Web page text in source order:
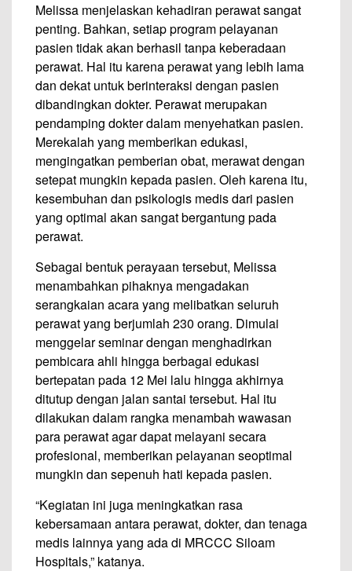
Melissa menjelaskan kehadiran perawat sangat
penting. Bahkan, setiap program pelayanan
pasien tidak akan berhasil tanpa keberadaan
perawat. Hal itu karena perawat yang lebih lama
dan dekat untuk berinteraksi dengan pasien
dibandingkan dokter. Perawat merupakan
pendamping dokter dalam menyehatkan pasien.
Merekalah yang memberikan edukasi,
mengingatkan pemberian obat, merawat dengan
setepat mungkin kepada pasien. Oleh karena itu,
kesembuhan dan psikologis medis dari pasien
yang optimal akan sangat bergantung pada
perawat.
Sebagai bentuk perayaan tersebut, Melissa
menambahkan pihaknya mengadakan
serangkaian acara yang melibatkan seluruh
perawat yang berjumlah 230 orang. Dimulai
menggelar seminar dengan menghadirkan
pembicara ahli hingga berbagai edukasi
bertepatan pada 12 Mei lalu hingga akhirnya
ditutup dengan jalan santai tersebut. Hal itu
dilakukan dalam rangka menambah wawasan
para perawat agar dapat melayani secara
profesional, memberikan pelayanan seoptimal
mungkin dan sepenuh hati kepada pasien.
“Kegiatan ini juga meningkatkan rasa
kebersamaan antara perawat, dokter, dan tenaga
medis lainnya yang ada di MRCCC Siloam
Hospitals,” katanya.